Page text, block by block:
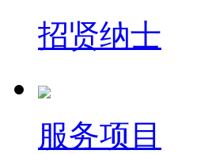
招贤纳士
服务项目